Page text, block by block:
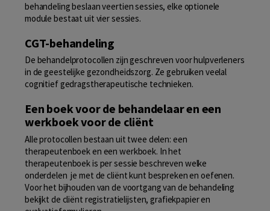
behandeling beslaan veertien sessies, elke optionele
module bestaat uit vier sessies.
CGT-behandeling
De behandelprotocollen zijn geschreven voor hulpverleners
in de geestelijke gezondheidszorg. Ze gebruiken veelal
cognitief gedragstherapeutische technieken.
Een boek voor de behandelaar en een
werkboek voor de cliënt
Alle protocollen bestaan uit twee delen: een
therapeutenboek en een werkboek. In het
therapeutenboek is per sessie beschreven welke
onderdelen je met de cliënt kunt bespreken en oefenen.
Voor het bijhouden van de voortgang van de behandeling
bekijkt de cliënt registratielijsten, grafiekpapier en